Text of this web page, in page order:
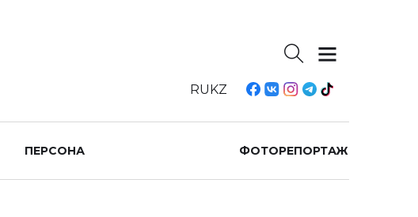
RUKZ
ПЕРСОНА ФОТОРЕПОРТАЖ